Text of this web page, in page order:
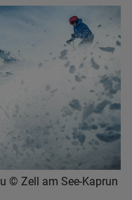
© Zell am See-Kaprun